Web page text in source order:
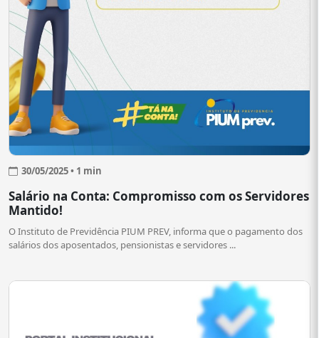
30/05/2025 • 1 min
Salário na Conta: Compromisso com os Servidores
Mantido!
O Instituto de Previdência PIUM PREV, informa que o pagamento dos
salários dos aposentados, pensionistas e servidores ...